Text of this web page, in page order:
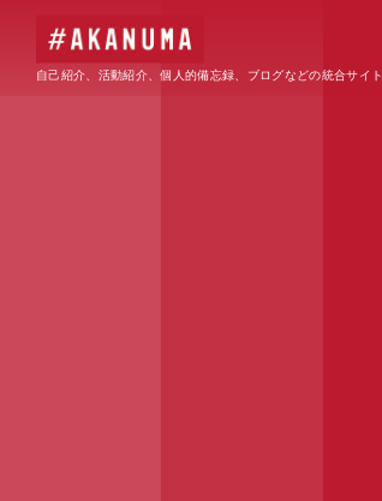
自己紹介、活動紹介、個人的備忘録、ブログなどの統合サイト